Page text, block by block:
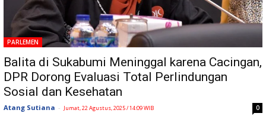
PARLEMEN
Balita di Sukabumi Meninggal karena Cacingan,
DPR Dorong Evaluasi Total Perlindungan
Sosial dan Kesehatan
Atang Sutiana - Jumat, 22 Agustus, 2025 / 14:09 WIB 0